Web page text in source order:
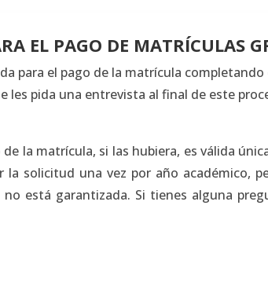
EL PAGO DE MATRÍCULAS
para el pago de la matrícula
les pida una entrevista al final de este
la matrícula, si las hubiera, es válida
solicitud una vez por año académico,
está garantizada. Si tienes alguna